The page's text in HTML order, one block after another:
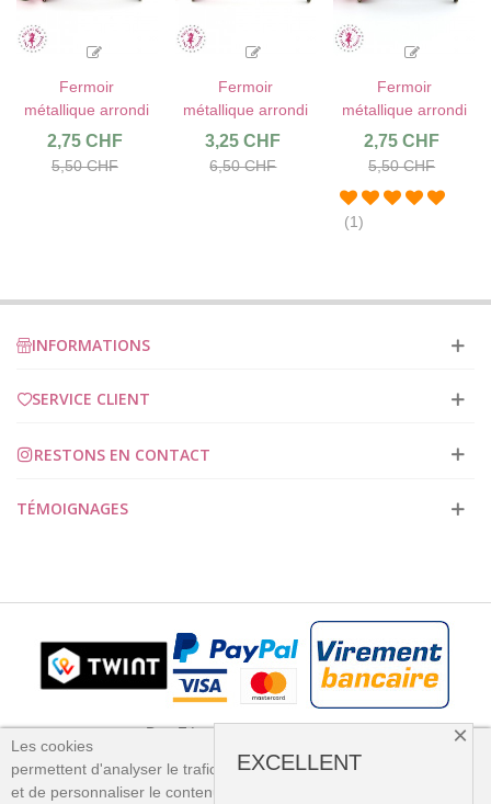
Fermoir
métallique arrondi
- Fleurs - 8.5 cm -
Gravé - Bronze
antique
2,75 CHF
5,50 CHF
Fermoir
métallique arrondi
- Pastille - 12.5
cm - Gravé -
Bronze antique
3,25 CHF
6,50 CHF
Fermoir
métallique arrondi
- Coeur - Gravé -
8.5 cm - Bronze
antique
2,75 CHF
5,50 CHF
(1)
INFORMATIONS
SERVICE CLIENT
RESTONS EN CONTACT
TÉMOIGNAGES
Des Fées et des Points 2023
Les cookies
permettent d'analyser le trafic
et de personnaliser le contenu
×
EXCELLENT